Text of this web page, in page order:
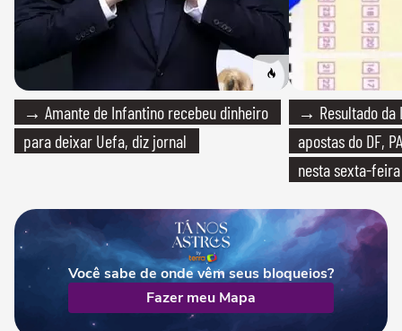
→ Amante de Infantino recebeu dinheiro
para deixar Uefa, diz jornal
→ Resultado da
apostas do DF,
nesta sexta-feira
Você sabe de onde vêm seus bloqueios?
Fazer meu Mapa